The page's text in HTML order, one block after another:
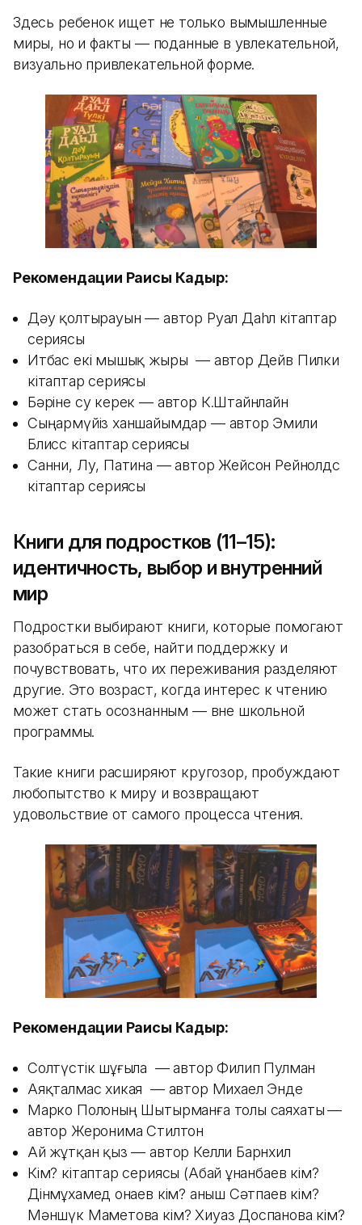
Здесь ребенок ищет не только вымышленные
миры, но и факты — поданные в увлекательной,
визуально привлекательной форме.
Рекомендации Раисы Кадыр:
Дәу қолтырауын — автор Руал Даhл кітаптар
сериясы
Итбас екі мышық жыры — автор Дейв Пилки
кітаптар сериясы
Бәріне су керек — автор К.Штайнлайн
Сыңармүйіз ханшайымдар — автор Эмили
Блисс кітаптар сериясы
Санни, Лу, Патина — автор Жейсон Рейнолдс
кітаптар сериясы
Книги для подростков (11–15):
идентичность, выбор и внутренний
мир
Подростки выбирают книги, которые помогают
разобраться в себе, найти поддержку и
почувствовать, что их переживания разделяют
другие. Это возраст, когда интерес к чтению
может стать осознанным — вне школьной
программы.
Такие книги расширяют кругозор, пробуждают
любопытство к миру и возвращают
удовольствие от самого процесса чтения.
Рекомендации Раисы Кадыр:
Солтүстік шұғыла — автор Филип Пулман
Аяқталмас хикая — автор Михаел Энде
Марко Полоның Шытырманға толы саяхаты—
автор Жеронима Стилтон
Ай жұтқан қыз — автор Келли Барнхил
Кім? кітаптар сериясы (Абай Құнанбаев кім?
Дінмұхамед Қонаев кім? Қаныш Сәтпаев кім?
Мәншүк Маметова кім? Хиуаз Доспанова кім?